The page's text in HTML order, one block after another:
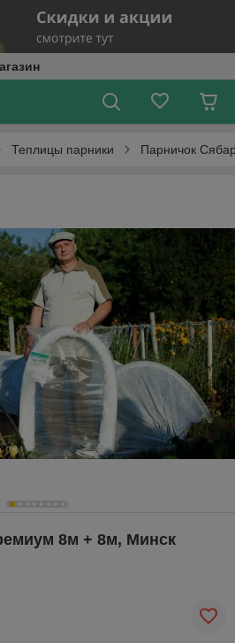
Теплицы парники Парничок
8м + 8м, Минск